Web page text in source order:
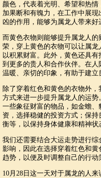
颜色，代表着光明、希望和热
加果断和有魄力，在工作中展
凶的作用，能够为属龙人带来好
而黄色衣物则能够提升属龙人
荣，穿上黄色的衣物可以让属
以积累财富。此外，黄色还具有
到更多的贵人和合作伙伴。在
温暖、亲切的印象，有助于建立
除了穿着红色和黄色的衣物外
方式来进一步提升属龙人的运
一些象征财富的物品，如金蟾
资，选择稳健的投资方式；保
衡等，以保持身体健康和精神状
我们还需要结合大运走势进行
影响，因此在选择穿着红色和
趋势，以便及时调整自己的行动
10月28日这一天对于属龙的人